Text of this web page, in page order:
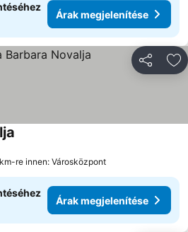
Árak megjelenítése
km-re innen: Városközpont
Árak megjelenítése